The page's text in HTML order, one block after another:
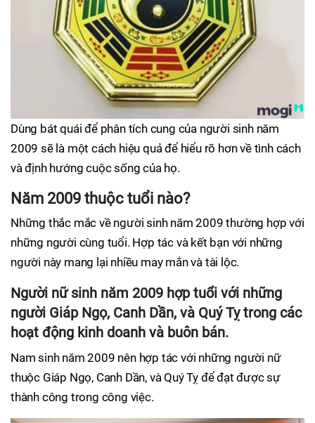
Dùng bát quái để phân tích cung của người sinh năm
2009 sẽ là một cách hiệu quả để hiểu rõ hơn về tình cách
và định hướng cuộc sống của họ.
Năm 2009 thuộc tuổi nào?
Những thắc mắc về người sinh năm 2009 thường hợp với
những người cùng tuổi. Hợp tác và kết bạn với những
người này mang lại nhiều may mắn và tài lộc.
Người nữ sinh năm 2009 hợp tuổi với những
người Giáp Ngọ, Canh Dần, và Quý Tỵ trong các
hoạt động kinh doanh và buôn bán.
Nam sinh năm 2009 nên hợp tác với những người nữ
thuộc Giáp Ngọ, Canh Dần, và Quý Tỵ để đạt được sự
thành công trong công việc.